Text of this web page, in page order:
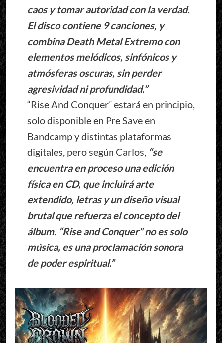
caos y tomar autoridad con la verdad.
El disco contiene 9 canciones, y
combina Death Metal Extremo con
elementos melódicos, sinfónicos y
atmósferas oscuras, sin perder
agresividad ni profundidad.”
“Rise And Conquer” estará en principio,
solo disponible en Pre Save en
Bandcamp y distintas plataformas
digitales, pero según Carlos, “se
encuentra en proceso una edición
física en CD, que incluirá arte
extendido, letras y un diseño visual
brutal que refuerza el concepto del
álbum. “Rise and Conquer” no es solo
música, es una proclamación sonora
de poder espiritual.”